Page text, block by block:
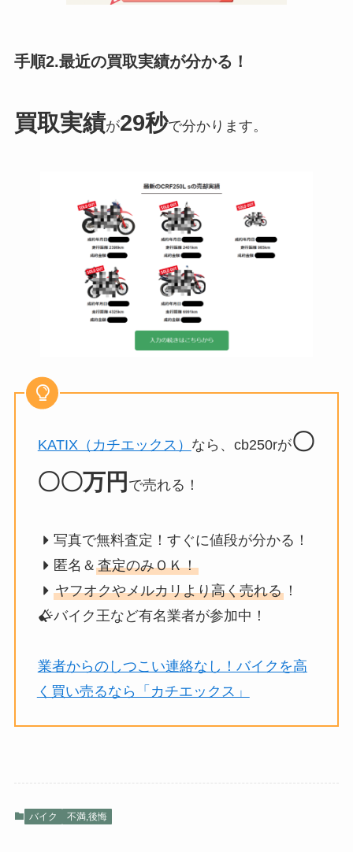
手順2.最近の買取実績が分かる！
買取実績が29秒で分かります。
KATIX（カチエックス） なら、cb250rが〇
〇〇万円 で売れる！
写真で無料査定！すぐに値段が分かる！
匿名＆査定のみＯＫ！
ヤフオクやメルカリより高く売れる ！
バイク王など有名業者が参加中！
業者からのしつこい連絡なし！バイクを高
く買い売るなら「カチエックス」
バイク 不満,後悔